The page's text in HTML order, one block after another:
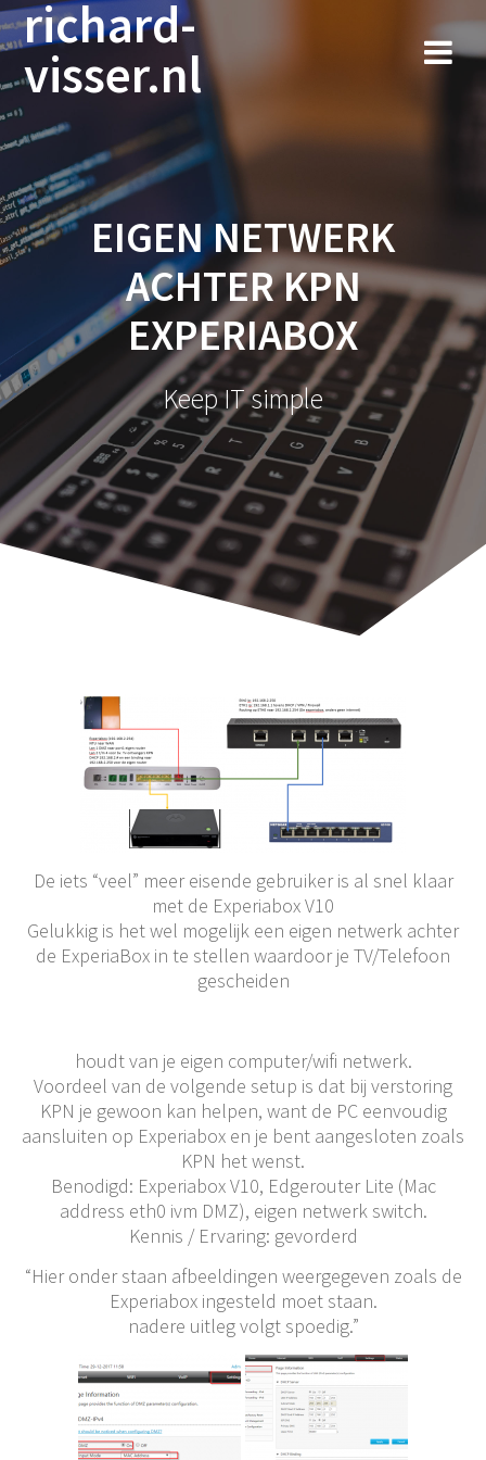
richard-
visser.nl
EIGEN NETWERK
ACHTER KPN
EXPERIABOX
Keep IT simple
De iets “veel” meer eisende gebruiker is al snel klaar
met de Experiabox V10
Gelukkig is het wel mogelijk een eigen netwerk achter
de ExperiaBox in te stellen waardoor je TV/Telefoon
gescheiden
houdt van je eigen computer/wifi netwerk.
Voordeel van de volgende setup is dat bij verstoring
KPN je gewoon kan helpen, want de PC eenvoudig
aansluiten op Experiabox en je bent aangesloten zoals
KPN het wenst.
Benodigd: Experiabox V10, Edgerouter Lite (Mac
address eth0 ivm DMZ), eigen netwerk switch.
Kennis / Ervaring: gevorderd
“Hier onder staan afbeeldingen weergegeven zoals de
Experiabox ingesteld moet staan.
nadere uitleg volgt spoedig.”